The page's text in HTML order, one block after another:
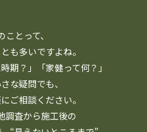
ことって、
も多いですよね。
期？」「家健って何？」
な疑問でも、
ご相談ください。
調査から施工後の